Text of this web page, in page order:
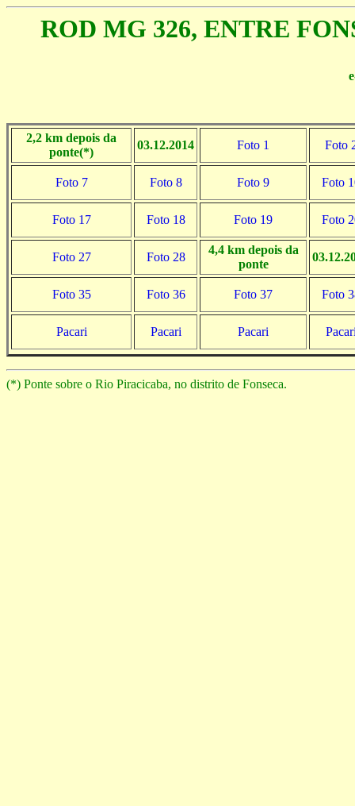
ROD MG 326, ENTRE
2,2 km depois da
ponte(*)
03.12.2014 Foto 1 Foto
Foto 7 Foto 8 Foto 9 Foto
Foto 17 Foto 18 Foto 19 Foto
Foto 27 Foto 28
4,4 km depois da
ponte
Foto 35 Foto 36 Foto 37 Foto
Pacari Pacari Pacari
(*) Ponte sobre o Rio Piracicaba, no distrito de Fonseca.